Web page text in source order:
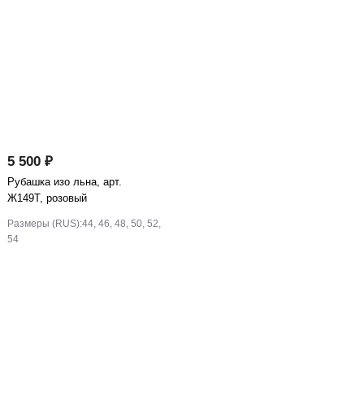
5 500 ₽
Рубашка изо льна, арт.
Ж149Т, розовый
Размеры (RUS):44, 46, 48, 50, 52,
54